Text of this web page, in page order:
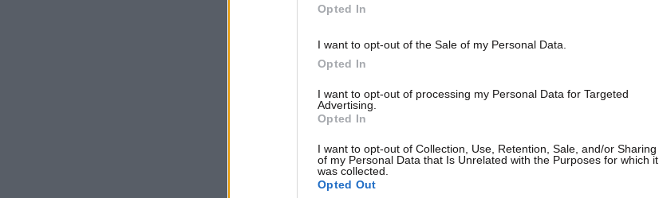
Opted In
I want to opt-out of the Sale of my Personal Data.
Opted In
I want to opt-out of processing my Personal Data for Targeted
Advertising.
Opted In
I want to opt-out of Collection, Use, Retention, Sale, and/or Sharing
of my Personal Data that Is Unrelated with the Purposes for which it
was collected.
Opted Out